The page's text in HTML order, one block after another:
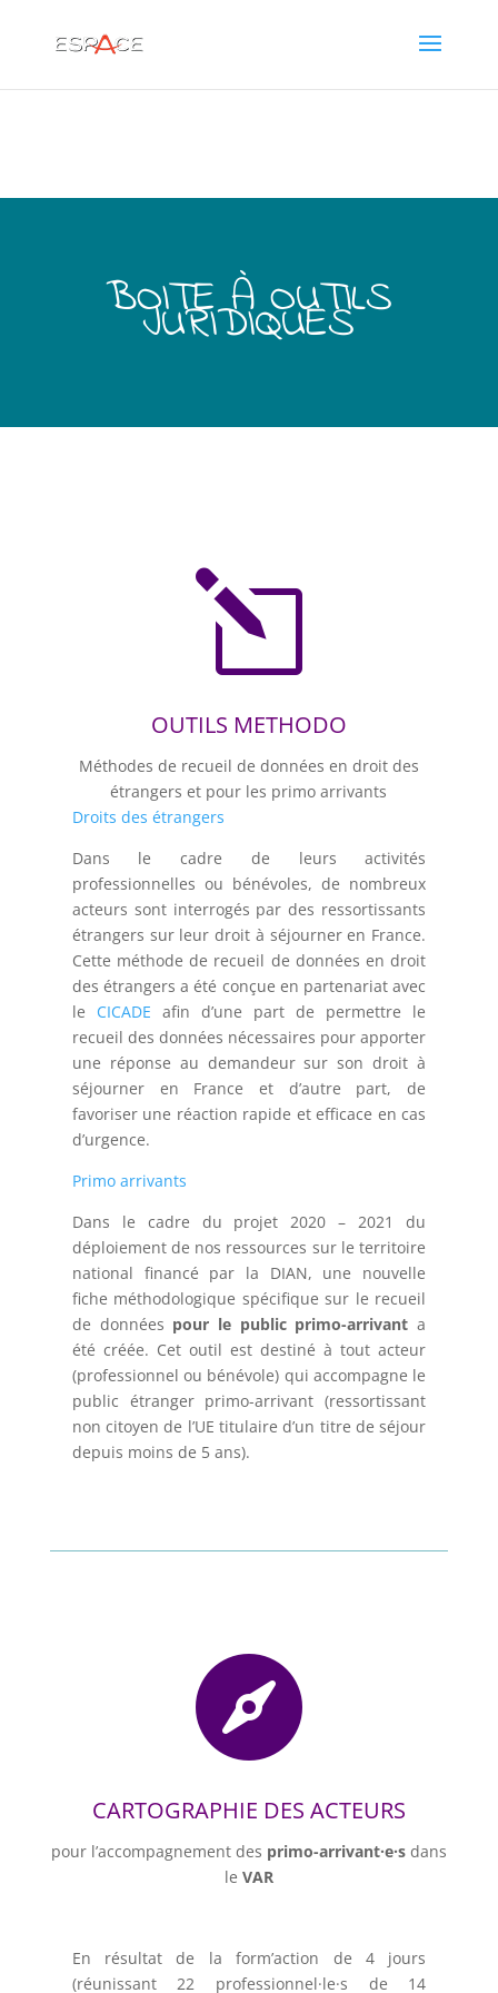
BOITE À OUTILS
JURIDIQUES
l
OUTILS METHODO
Méthodes de recueil de données en droit des
étrangers et pour les primo arrivants
Droits des étrangers
Dans le cadre de leurs activités
professionnelles ou bénévoles, de nombreux
acteurs sont interrogés par des ressortissants
étrangers sur leur droit à séjourner en France.
Cette méthode de recueil de données en droit
des étrangers a été conçue en partenariat avec
le CICADE afin d’une part de permettre le
recueil des données nécessaires pour apporter
une réponse au demandeur sur son droit à
séjourner en France et d’autre part, de
favoriser une réaction rapide et efficace en cas
d’urgence.
Primo arrivants
Dans le cadre du projet 2020 – 2021 du
déploiement de nos ressources sur le territoire
national financé par la DIAN, une nouvelle
fiche méthodologique spécifique sur le recueil
de données pour le public primo-arrivant a
été créée. Cet outil est destiné à tout acteur
(professionnel ou bénévole) qui accompagne le
public étranger primo-arrivant (ressortissant
non citoyen de l’UE titulaire d’un titre de séjour
depuis moins de 5 ans).

CARTOGRAPHIE DES ACTEURS
pour l’accompagnement des primo-arrivant·e·s dans
le VAR
En résultat de la form’action de 4 jours
(réunissant 22 professionnel·le·s de 14